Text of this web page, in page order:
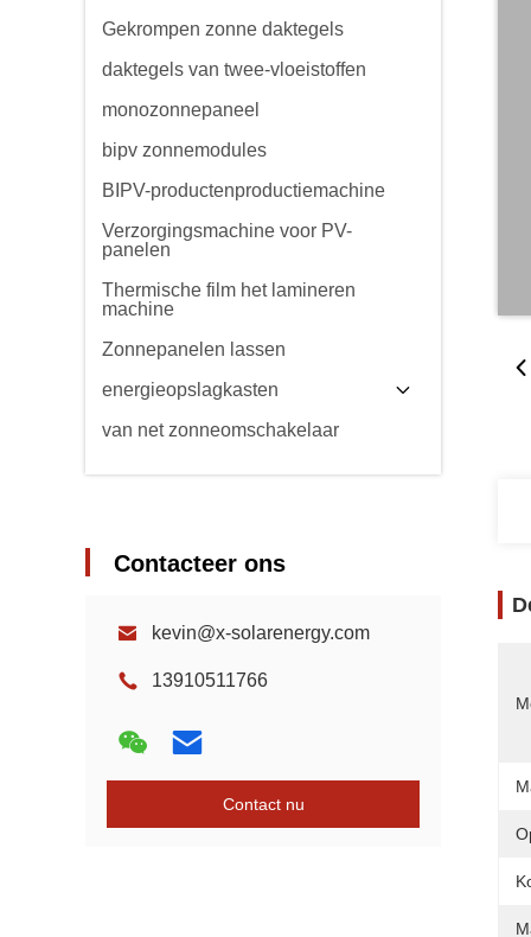
Gekrompen zonne daktegels
daktegels van twee-vloeistoffen
monozonnepaneel
bipv zonnemodules
BIPV-productenproductiemachine
Verzorgingsmachine voor PV-
panelen
Thermische film het lamineren
machine
Zonnepanelen lassen
energieopslagkasten
van net zonneomschakelaar
Contacteer ons
kevin@x-solarenergy.com
13910511766
Contact nu